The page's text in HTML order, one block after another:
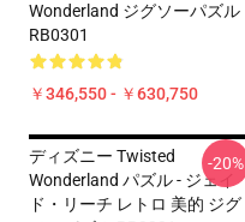
Wonderland ジグソーパズル
RB0301
￥346,550 - ￥630,750
ディズニー Twisted
Wonderland パズル - ジェイ
ド・リーチ レトロ 美的 ジグ
-20%